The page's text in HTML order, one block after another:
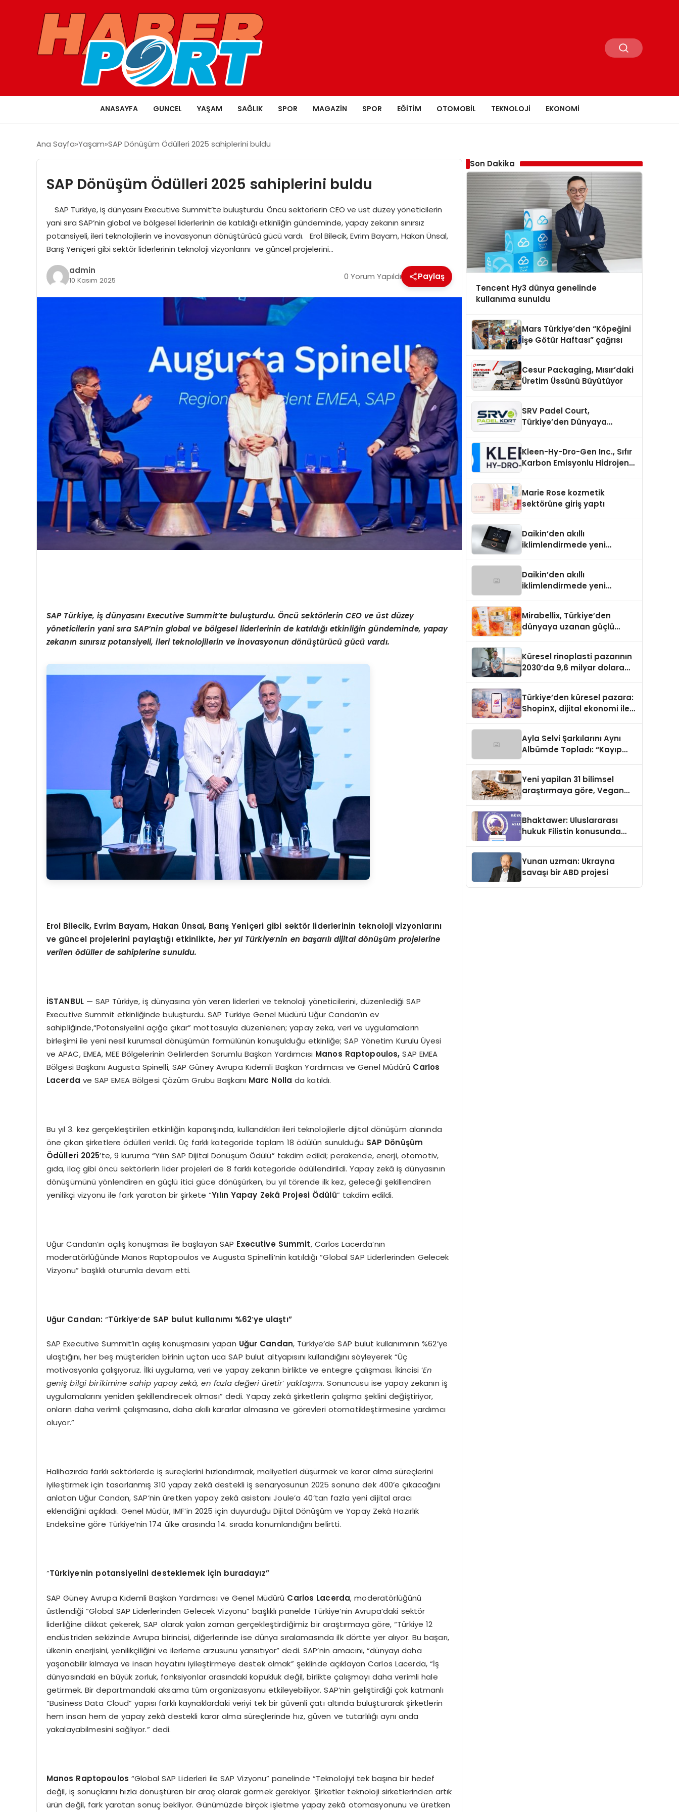
ANASAYFA GUNCEL YAŞAM SAĞLIK SPOR MAGAZIN SPOR EĞITIM OTOMOBIL TEKNOLOJI EKONOMI
Ana Sayfa Yaşam SAP Dönüşüm Ödülleri 2025 sahiplerini buldu
SAP Dönüşüm Ödülleri 2025 sahiplerini buldu
SAP Türkiye, iş dünyasını Executive Summit’te buluşturdu. Öncü sektörlerin CEO ve üst düzey yöneticilerin
yani sıra SAP’nin global ve bölgesel liderlerinin de katıldığı etkinliğin gündeminde, yapay zekanın sınırsız
potansiyeli, ileri teknolojilerin ve inovasyonun dönüştürücü gücü vardı. Erol Bilecik, Evrim Bayam, Hakan Ünsal,
Barış Yeniçeri gibi sektör liderlerinin teknoloji vizyonlarını ve güncel projelerini…
admin
10 Kasım 2025 0 Yorum Yapıldı Paylaş
SAP Türkiye, iş dünyasını Executive Summit’te buluşturdu. Öncü sektörlerin CEO ve üst düzey
yöneticilerin yani sıra SAP’nin global ve bölgesel liderlerinin de katıldığı etkinliğin gündeminde, yapay
zekanın sınırsız potansiyeli, ileri teknolojilerin ve inovasyonun dönüştürücü gücü vardı.
Erol Bilecik, Evrim Bayam, Hakan Ünsal, Barış Yeniçeri gibi sektör liderlerinin teknoloji vizyonlarını
ve güncel projelerini paylaştığı etkinlikte,her yıl Türkiye’nin en başarılı dijital dönüşüm projelerine
verilen ödüller de sahiplerine sunuldu.
İSTANBUL — SAP Türkiye, iş dünyasına yön veren liderleri ve teknoloji yöneticilerini, düzenlediği SAP
Executive Summit etkinliğinde buluşturdu. SAP Türkiye Genel Müdürü Uğur Candan’ın ev
sahipliğinde,“Potansiyelini açığa çıkar” mottosuyla düzenlenen; yapay zeka, veri ve uygulamaların
birleşimi ile yeni nesil kurumsal dönüşümün formülünün konuşulduğu etkinliğe; SAP Yönetim Kurulu Üyesi
ve APAC, EMEA, MEE Bölgelerinin Gelirlerden Sorumlu Başkan Yardımcısı Manos Raptopoulos,SAP EMEA
Bölgesi Başkanı Augusta Spinelli, SAP Güney Avrupa Kıdemli Başkan Yardımcısı ve Genel Müdürü Carlos
Lacerda ve SAP EMEA Bölgesi Çözüm Grubu Başkanı Marc Nolla da katıldı.
Bu yıl 3. kez gerçekleştirilen etkinliğin kapanışında, kullandıkları ileri teknolojilerle dijital dönüşüm alanında
öne çıkan şirketlere ödülleri verildi. Üç farklı kategoride toplam 18 ödülün sunulduğu SAP Dönüşüm
Ödülleri 2025’te, 9 kuruma “Yılın SAP Dijital Dönüşüm Ödülü” takdim edildi; perakende, enerji, otomotiv,
gıda, ilaç gibi öncü sektörlerin lider projeleri de 8 farklı kategoride ödüllendirildi. Yapay zekâ iş dünyasının
dönüşümünü yönlendiren en güçlü itici güce dönüşürken, bu yıl törende ilk kez, geleceği şekillendiren
yenilikçi vizyonu ile fark yaratan bir şirkete “Yılın Yapay Zekâ Projesi Ödülü” takdim edildi.
Uğur Candan’ın açılış konuşması ile başlayan SAP Executive Summit, Carlos Lacerda’nın
moderatörlüğünde Manos Raptopoulos ve Augusta Spinelli’nin katıldığı “Global SAP Liderlerinden Gelecek
Vizyonu” başlıklı oturumla devam etti.
Uğur Candan:“Türkiye’de SAP bulut kullanımı %62’ye ulaştı”
SAP Executive Summit’in açılış konuşmasını yapan Uğur Candan, Türkiye’de SAP bulut kullanımının %62’ye
ulaştığını, her beş müşteriden birinin uçtan uca SAP bulut altyapısını kullandığını söyleyerek “Üç
motivasyonla çalışıyoruz. İlki uygulama, veri ve yapay zekanın birlikte ve entegre çalışması. İkincisi ‘En
geniş bilgi birikimine sahip yapay zekâ, en fazla değeri üretir’ yaklaşımı. Sonuncusu ise yapay zekanın iş
uygulamalarını yeniden şekillendirecek olması” dedi. Yapay zekâ şirketlerin çalışma şeklini değiştiriyor,
onların daha verimli çalışmasına, daha akıllı kararlar almasına ve görevleri otomatikleştirmesine yardımcı
oluyor.”
Halihazırda farklı sektörlerde iş süreçlerini hızlandırmak, maliyetleri düşürmek ve karar alma süreçlerini
iyileştirmek için tasarlanmış 310 yapay zekâ destekli iş senaryosunun 2025 sonuna dek 400’e çıkacağını
anlatan Uğur Candan, SAP’nin üretken yapay zekâ asistanı Joule’a 40’tan fazla yeni dijital aracı
eklendiğini açıkladı. Genel Müdür, IMF’in 2025 için duyurduğu Dijital Dönüşüm ve Yapay Zekâ Hazırlık
Endeksi’ne göre Türkiye’nin 174 ülke arasında 14. sırada konumlandığını belirtti.
“Türkiye’nin potansiyelini desteklemek için buradayız”
SAP Güney Avrupa Kıdemli Başkan Yardımcısı ve Genel Müdürü Carlos Lacerda, moderatörlüğünü
üstlendiği “Global SAP Liderlerinden Gelecek Vizyonu” başlıklı panelde Türkiye’nin Avrupa’daki sektör
liderliğine dikkat çekerek, SAP olarak yakın zaman gerçekleştirdiğimiz bir araştırmaya göre, “Türkiye 12
endüstriden sekizinde Avrupa birincisi, diğerlerinde ise dünya sıralamasında ilk dörtte yer alıyor. Bu başarı,
ülkenin enerjisini, yenilikçiliğini ve ilerleme arzusunu yansıtıyor” dedi. SAP’nin amacını, “dünyayı daha
yaşanabilir kılmaya ve insan hayatını iyileştirmeye destek olmak” şeklinde açıklayan Carlos Lacerda, “İş
dünyasındaki en büyük zorluk, fonksiyonlar arasındaki kopukluk değil, birlikte çalışmayı daha verimli hale
getirmek. Bir departmandaki aksama tüm organizasyonu etkileyebiliyor. SAP’nin geliştirdiği çok katmanlı
“Business Data Cloud” yapısı farklı kaynaklardaki veriyi tek bir güvenli çatı altında buluşturarak şirketlerin
hem insan hem de yapay zekâ destekli karar alma süreçlerinde hız, güven ve tutarlılığı aynı anda
yakalayabilmesini sağlıyor.” dedi.
Manos Raptopoulos “Global SAP Liderleri ile SAP Vizyonu” panelinde “Teknolojiyi tek başına bir hedef
değil, iş sonuçlarını hızla dönüştüren bir araç olarak görmek gerekiyor. Şirketler teknoloji sirketlerinden artık
ürün değil, fark yaratan sonuç bekliyor. Günümüzde birçok işletme yapay zekâ otomasyonunu ve üretken
Son Dakika
Tencent Hy3 dünya genelinde
kullanıma sunuldu
Mars Türkiye’den “Köpeğini
İşe Götür Haftası” çağrısı
Cesur Packaging, Mısır’daki
Üretim Üssünü Büyütüyor
SRV Padel Court,
Türkiye’den Dünyaya
Kleen-Hy-Dro-Gen Inc., Sıfır
Karbon Emisyonlu Hidrojen
Aldı
Marie Rose kozmetik
sektörüne giriş yaptı
Daikin’den akıllı
iklimlendirmede yeni
Daikin’den akıllı
iklimlendirmede yeni
Mirabellix, Türkiye’den
dünyaya uzanan güçlü
Küresel rinoplasti pazarının
2030’da 9,6 milyar dolara
Türkiye’den küresel pazara:
ShopinX, dijital ekonomi ile
Ayla Selvi Şarkılarını Aynı
Albümde Topladı: “Kayıp
Yeni yapilan 31 bilimsel
araştırmaya göre, Vegan
Sindirildiğini Ortaya Koydu
Bhaktawer: Uluslararası
hukuk Filistin konusunda
Yunan uzman: Ukrayna
savaşı bir ABD projesi